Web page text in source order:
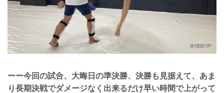
ーー今回の試合、大晦日の準決勝、決勝も見据えて、あま
り長期決戦でダメージなく出来るだけ早い時間で上がって